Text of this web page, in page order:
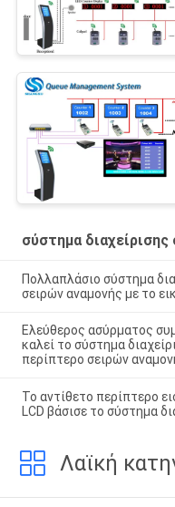
σύστημα
Πολλαπλάσιο σύστημα
σειρών αναμονής με το
Ελεύθερος ασύρματος
καλεί το σύστημα
περίπτερο σειρών
Το αντίθετο περίπτερο
LCD βάσισε το σύστημα
Λαϊκή